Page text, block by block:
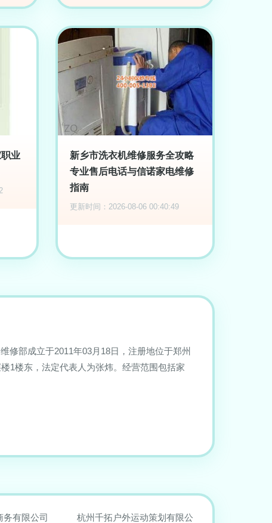
业
新乡市洗衣机维修服务全攻略
专业售后电话与信诺家电维修
指南
更新时间：2026-08-06 00:40:49
修部成立于2011年03月18日，注册地位于郑州
1楼东，法定代表人为张炜。经营范围包括家
务有限公司
杭州千拓户外运动策划有限公